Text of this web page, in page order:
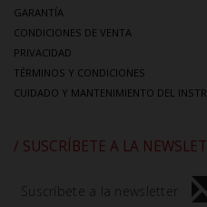
GARANTÍA
CONDICIONES DE VENTA
PRIVACIDAD
TÉRMINOS Y CONDICIONES
CUIDADO Y MANTENIMIENTO DEL
/ SUSCRÍBETE A LA
Suscríbete a la newsletter